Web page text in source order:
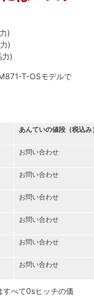
)
)
)
T-OSモデルで
あんていの値段（税込み
お問い合わせ
お問い合わせ
お問い合わせ
お問い合わせ
お問い合わせ
お問い合わせ
すべて0sヒッチの価